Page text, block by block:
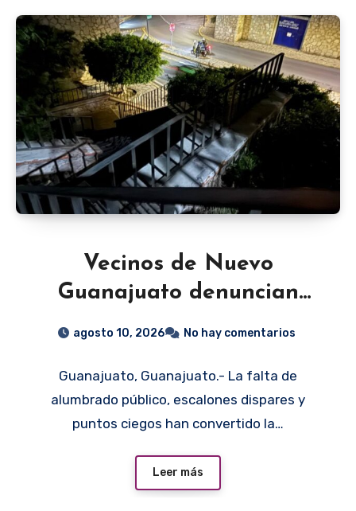
Vecinos de Nuevo
Guanajuato denuncian
falta de alumbrado y
agosto 10, 2026 No hay comentarios
Guanajuato, Guanajuato.- La falta de
alumbrado público, escalones dispares y
puntos ciegos han convertido la…
Leer más